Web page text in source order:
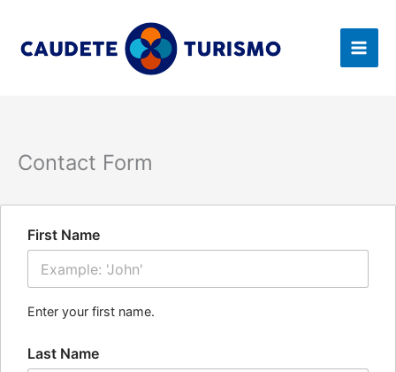
contenido
Contact Form
First Name
Enter your first name.
Last Name
u